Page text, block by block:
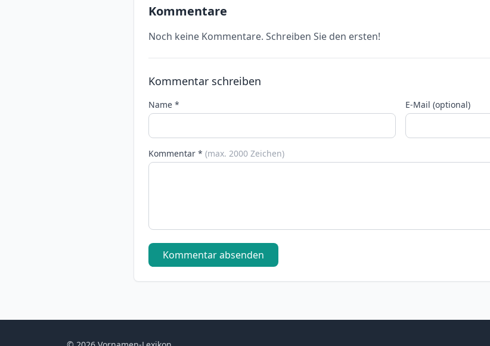
Kommentare
Noch keine Kommentare. Schreiben Sie den ersten!
Kommentar schreiben
Name * E-Mail (optional)
Kommentar * (max. 2000 Zeichen)
Kommentar absenden